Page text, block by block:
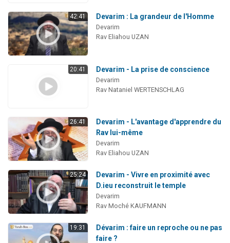
42:41 Devarim : La grandeur de l'Homme
Devarim
Rav Eliahou UZAN
20:41 Devarim - La prise de conscience
Devarim
Rav Nataniel WERTENSCHLAG
26:41
Devarim - L'avantage d'apprendre du
Rav lui-même
Devarim
Rav Eliahou UZAN
25:24
Devarim - Vivre en proximité avec
D.ieu reconstruit le temple
Devarim
Rav Moché KAUFMANN
19:31
Dévarim : faire un reproche ou ne pas
faire ?